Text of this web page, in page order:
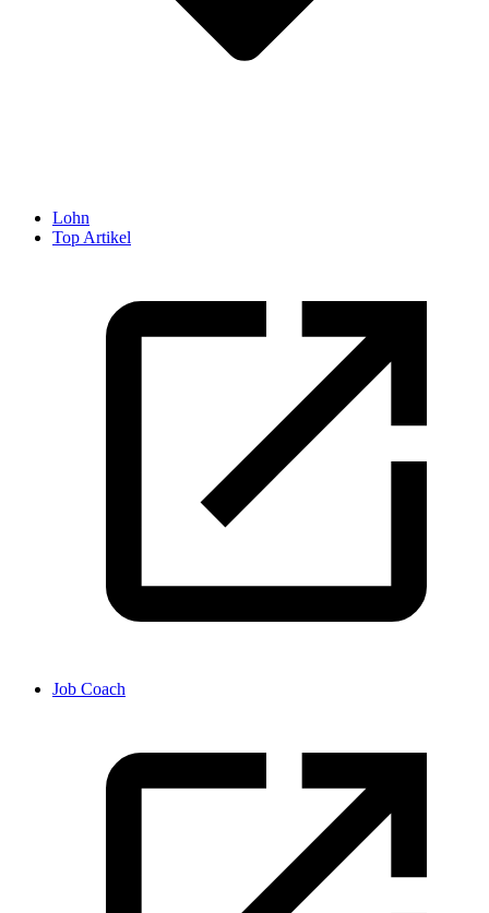
Lohn
Top Artikel
Job Coach